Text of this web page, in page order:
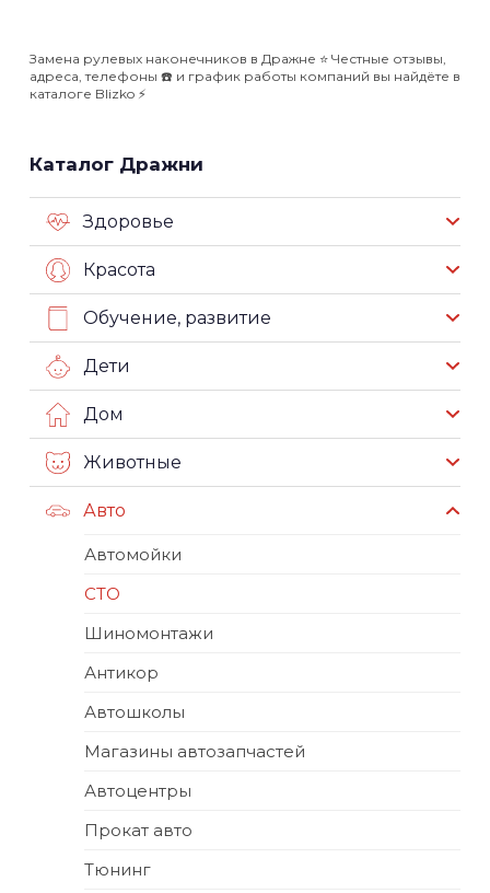
Замена рулевых наконечников в Дражне ⭐️ Честные отзывы,
адреса, телефоны ☎️ и график работы компаний вы найдёте в
каталоге Blizko ⚡️
Каталог Дражни
Здоровье
Красота
Обучение, развитие
Дети
Дом
Животные
Авто
Автомойки
СТО
Шиномонтажи
Антикор
Автошколы
Магазины автозапчастей
Автоцентры
Прокат авто
Тюнинг